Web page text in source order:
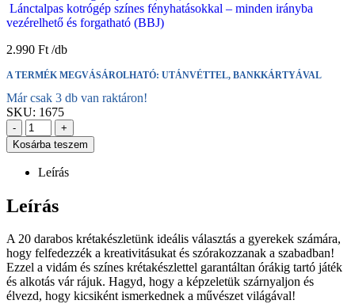
Lánctalpas kotrógép színes fényhatásokkal – minden irányba
vezérelhető és forgatható (BBJ)
2.990 Ft
A TERMÉK MEGVÁSÁROLHATÓ: UTÁNVÉTTEL, BANKKÁRTYÁVAL
Már csak 3 db van raktáron!
SKU: 1675
-
+
Kosárba teszem
Leírás
Leírás
A 20 darabos krétakészletünk ideális választás a gyerekek számára,
hogy felfedezzék a kreativitásukat és szórakozzanak a szabadban!
Ezzel a vidám és színes krétakészlettel garantáltan órákig tartó játék
és alkotás vár rájuk. Hagyd, hogy a képzeletük szárnyaljon és
élvezd, hogy kicsiként ismerkednek a művészet világával!